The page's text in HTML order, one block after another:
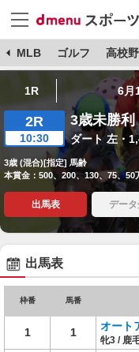
MLB ゴルフ 高校
1R 6月
2R
10:30
3歳未勝利
ダート 左・
3歳 (混合)[指定] 馬齢
本賞金：500、200、130、75、50
出馬表 デー
出馬表
枠番 馬番
1 1 オート
牝3 / 鹿